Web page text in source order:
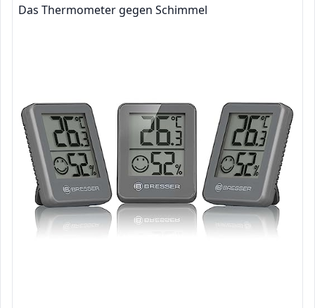
Das Thermometer gegen Schimmel